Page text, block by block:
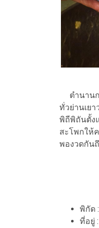
ตำนานก
ทั่วย่านเย
พิถีพิถันตั้ง
สะโพกให้
พองวดกัน
พิกัด :
ที่อยู่